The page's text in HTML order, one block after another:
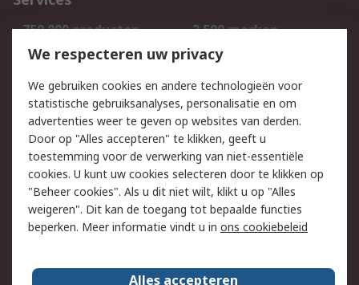
750.000 producten
2.500 merken
Bestellen
Inkoopoplossingen
Track & Trace
Wettelijk
Cookiebeleid
Email veiligheid
Privacybeleid
Websitevoorwaarden
Algemene
verkoopvoorwaarden
Over RS
We respecteren uw privacy
We gebruiken cookies en andere technologieën voor
statistische gebruiksanalyses, personalisatie en om
advertenties weer te geven op websites van derden.
Door op "Alles accepteren" te klikken, geeft u
toestemming voor de verwerking van niet-essentiële
cookies. U kunt uw cookies selecteren door te klikken op
"Beheer cookies". Als u dit niet wilt, klikt u op "Alles
weigeren". Dit kan de toegang tot bepaalde functies
beperken. Meer informatie vindt u in ons cookiebeleid
Alles accepteren